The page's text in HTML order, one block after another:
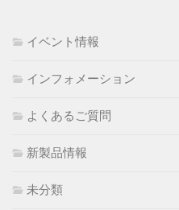
イベント情報
インフォメーション
よくあるご質問
新製品情報
未分類